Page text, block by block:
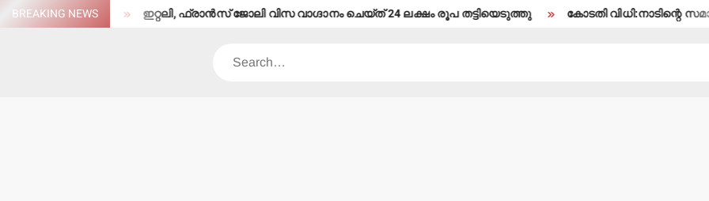
SkipBREAKING NEWSഇറ്റലി, ഫ്രാന്‍സ് ജോലി വിസ വാഗ്ദാനം ചെയ്ത് 24 ലക്ഷം രൂപ തട്ടിയെടുത്തു കോടതി വിധി:നാടിന്റെ സമാധാനം
Search